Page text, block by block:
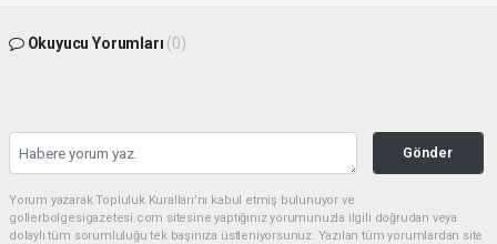
Okuyucu Yorumları (0)
Gönder
Yorum yazarak Topluluk Kuralları’nı kabul etmiş bulunuyor ve
gollerbolgesigazetesi.com sitesine yaptığınız yorumunuzla ilgili doğrudan veya
dolaylı tüm sorumluluğu tek başınıza üstleniyorsunuz. Yazılan tüm yorumlardan site